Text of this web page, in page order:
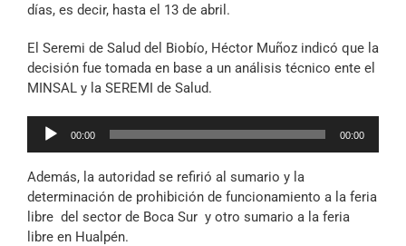
días, es decir, hasta el 13 de abril.
El Seremi de Salud del Biobío, Héctor Muñoz indicó que la
decisión fue tomada en base a un análisis técnico ente el
MINSAL y la SEREMI de Salud.
Reproductor
00:00 00:00
Además, la autoridad se refirió al sumario y la
determinación de prohibición de funcionamiento a la feria
libre del sector de Boca Sur y otro sumario a la feria
libre en Hualpén.